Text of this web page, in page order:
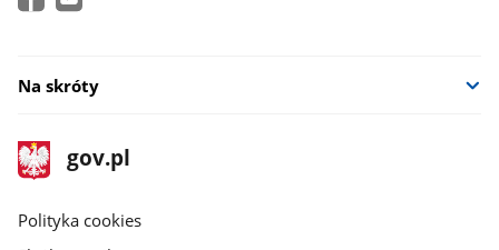
Na skróty
stopka
gov.pl
Strona
gov.pl
gov.pl
Polityka cookies